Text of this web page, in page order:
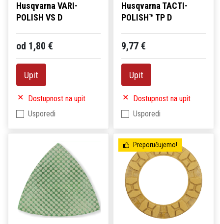
Husqvarna VARI-
POLISH VS D
od 1,80 €
Upit
Dostupnost na upit
Usporedi
Husqvarna TACTI-
POLISH™ TP D
9,77 €
Upit
Dostupnost na upit
Usporedi
Preporučujemo!